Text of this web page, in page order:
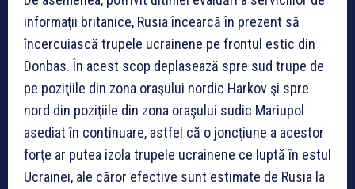
informaţii britanice, Rusia încearcă în prezent să
încercuiască trupele ucrainene pe frontul estic din
Donbas. În acest scop deplasează spre sud trupe de
pe poziţiile din zona oraşului nordic Harkov şi spre
nord din poziţiile din zona oraşului sudic Mariupol
asediat în continuare, astfel că o joncţiune a acestor
forţe ar putea izola trupele ucrainene ce luptă în estul
Ucrainei, ale căror efective sunt estimate de Rusia la